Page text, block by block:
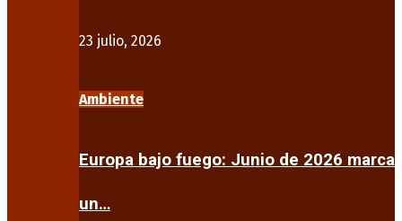
23 julio, 2026
Ambiente
Europa bajo fuego: Junio de 2026 marca
un…